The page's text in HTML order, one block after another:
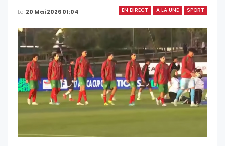
EN DIRECT A LA UNE SPORT
Le 20 Mai 2026 01:04